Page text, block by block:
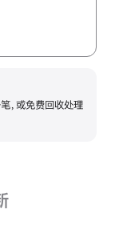
，或免费回收处理